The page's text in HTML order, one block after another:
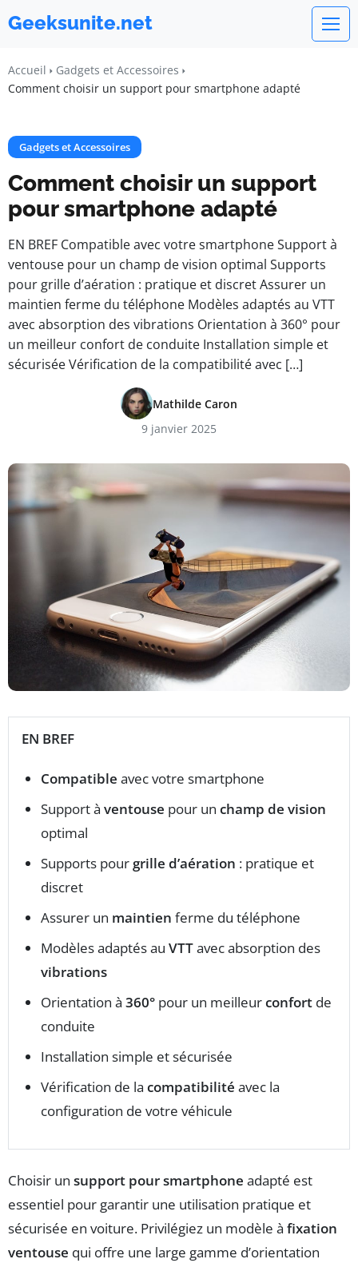
Geeksunite.net
Accueil
Gadgets et Accessoires
Comment choisir un support pour smartphone adapté
Gadgets et Accessoires
Comment choisir un support
pour smartphone adapté
EN BREF Compatible avec votre smartphone Support à
ventouse pour un champ de vision optimal Supports
pour grille d’aération : pratique et discret Assurer un
maintien ferme du téléphone Modèles adaptés au VTT
avec absorption des vibrations Orientation à 360° pour
un meilleur confort de conduite Installation simple et
sécurisée Vérification de la compatibilité avec […]
Mathilde Caron
9 janvier 2025
EN BREF
Compatible avec votre smartphone
Support à ventouse pour un champ de vision
optimal
Supports pour grille d’aération : pratique et
discret
Assurer un maintien ferme du téléphone
Modèles adaptés au VTTavec absorption des
vibrations
Orientation à 360° pour un meilleurconfort de
conduite
Installation simple et sécurisée
Vérification de la compatibilité avec la
configuration de votre véhicule
Choisir un support pour smartphone adapté est
essentiel pour garantir une utilisation pratique et
sécurisée en voiture. Privilégiez un modèle à fixation
ventouse qui offre une large gamme d’orientation